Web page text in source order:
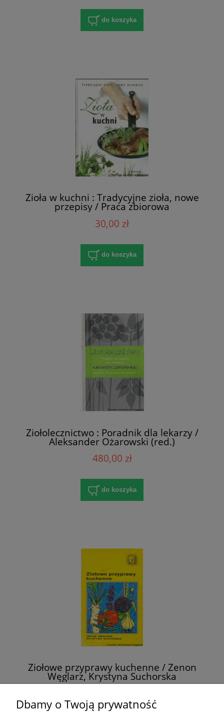
do koszyka
Zioła w kuchni : Tradycyjne zioła, nowe
przepisy / Praca zbiorowa
30,00 zł
do koszyka
Ziołolecznictwo : Poradnik dla lekarzy /
Aleksander Ożarowski (red.)
480,00 zł
do koszyka
Ziołowe przyprawy kuchenne / Zenon
Węglarz, Krystyna Suchorska
Dbamy o Twoją prywatność